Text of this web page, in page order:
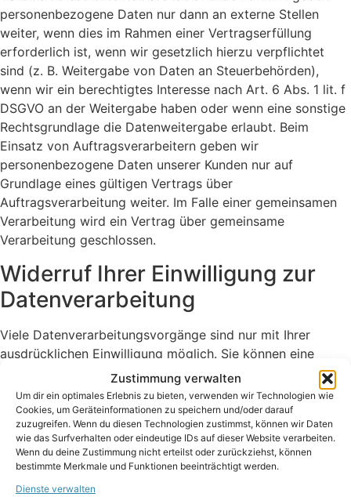
Zustimmung verwalten
Um dir ein optimales Erlebnis zu bieten, verwenden wir Technologien wie
Cookies, um Geräteinformationen zu speichern und/oder darauf
zuzugreifen. Wenn du diesen Technologien zustimmst, können wir Daten
wie das Surfverhalten oder eindeutige IDs auf dieser Website verarbeiten.
Wenn du deine Zustimmung nicht erteilst oder zurückziehst, können
bestimmte Merkmale und Funktionen beeinträchtigt werden.
Dienste verwalten
personenbezogene Daten nur dann an externe Stellen
weiter, wenn dies im Rahmen einer Vertragserfüllung
erforderlich ist, wenn wir gesetzlich hierzu verpflichtet
sind (z. B. Weitergabe von Daten an Steuerbehörden),
wenn wir ein berechtigtes Interesse nach Art. 6 Abs. 1 lit. f
DSGVO an der Weitergabe haben oder wenn eine sonstige
Rechtsgrundlage die Datenweitergabe erlaubt. Beim
Einsatz von Auftragsverarbeitern geben wir
personenbezogene Daten unserer Kunden nur auf
Grundlage eines gültigen Vertrags über
Auftragsverarbeitung weiter. Im Falle einer gemeinsamen
Verarbeitung wird ein Vertrag über gemeinsame
Verarbeitung geschlossen.
Widerruf Ihrer Einwilligung zur
Datenverarbeitung
Viele Datenverarbeitungsvorgänge sind nur mit Ihrer
ausdrücklichen Einwilligung möglich. Sie können eine
bereits erteilte Einwilligung jederzeit widerrufen. Die
Rechtmäßigkeit der bis zum Widerruf erfolgten
Datenverarbeitung bleibt vom Widerruf unberührt.
Widerspruchsrecht gegen die
Datenerhebung in besonderen